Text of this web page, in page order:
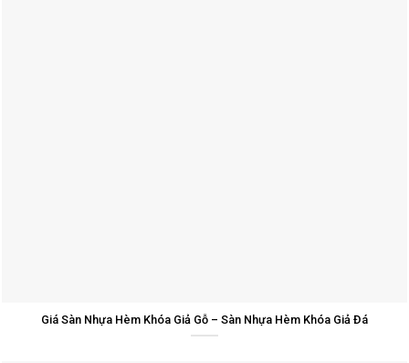
Giá Sàn Nhựa Hèm Khóa Giả Gỗ – Sàn Nhựa Hèm Khóa Giả Đá